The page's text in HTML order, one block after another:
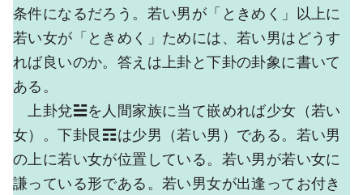
条件になるだろう。若い男が「ときめく」以上に
若い女が「ときめく」ためには、若い男はどうす
れば良いのか。答えは上卦と下卦の卦象に書いて
ある。
上卦兌☱を人間家族に当て嵌めれば少女（若い
女）。下卦艮☶は少男（若い男）である。若い男
の上に若い女が位置している。若い男が若い女に
謙っている形である。若い男女が出逢ってお付き